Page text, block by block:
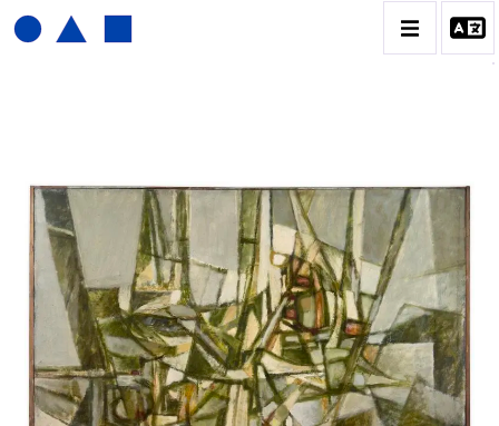
JOËL FROMENT
BIOGRAPHIE
CATALOGUE DES OEUVRES
CONTACT